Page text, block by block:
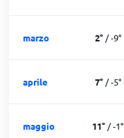
marzo 2°/-9°
aprile 7°/-5°
maggio 11° /-1°